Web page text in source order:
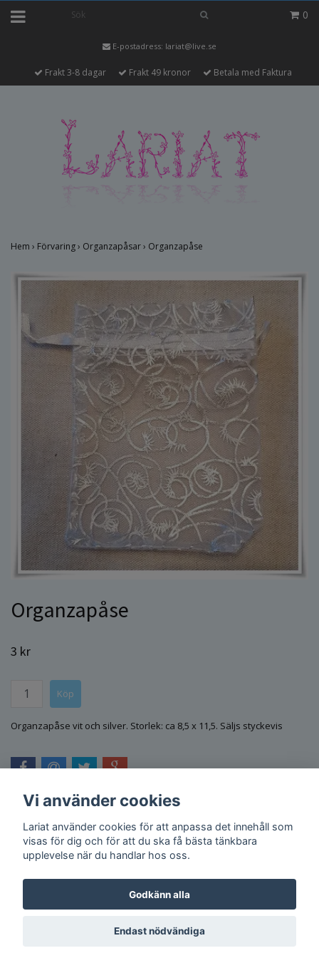
0
E-postadress: lariat@live.se
Frakt 3-8 dagar Frakt 49 kronor Betala med Faktura
Hem › Förvaring› Organzapåsar› Organzapåse
Organzapåse
3 kr
Organzapåse vit och silver. Storlek: ca 8,5 x 11,5. Säljs styckevis
© Copyright 2026 Lariat
Vi använder cookies
Lariat använder cookies för att anpassa det innehåll som
visas för dig och för att du ska få bästa tänkbara
upplevelse när du handlar hos oss.
Godkänn alla
Endast nödvändiga